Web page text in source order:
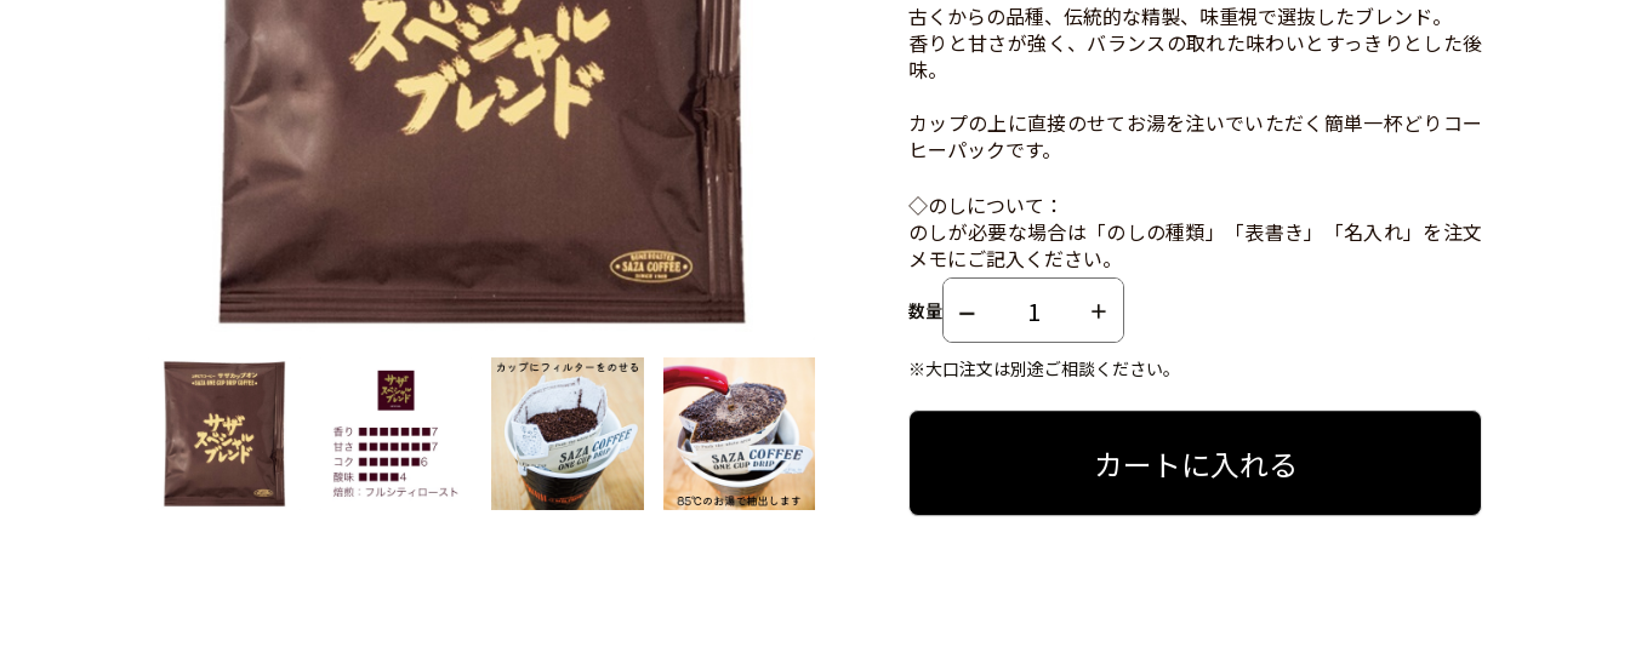
古くからの品種、伝統的な精製、味重視で選抜したブレンド。
香りと甘さが強く、バランスの取れた味わいとすっきりとした後
味。
カップの上に直接のせてお湯を注いでいただく簡単一杯どりコー
ヒーパックです。
◇のしについて：
のしが必要な場合は「のしの種類」「表書き」「名入れ」を注文
メモにご記入ください。
数量
※大口注文は別途ご相談ください。
カートに入れる